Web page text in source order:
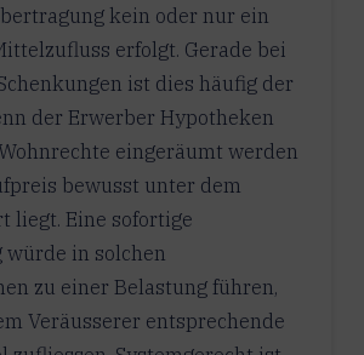
kein oder nur ein
erfolgt. Gerade bei
ist dies häufig der
der Erwerber Hypotheken
eingeräumt werden
bewusst unter dem
liegt. Eine sofortige
würde in solchen
zu einer Belastung führen,
Veräusserer entsprechende